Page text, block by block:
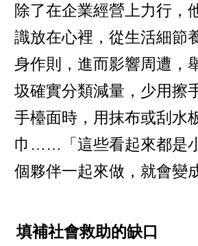
除了在企業經營上力行，
識放在心裡，從生活細節
身作則，進而影響周遭，
圾確實分類減量，少用擦
手檯面時，用抹布或刮水
巾……「這些看起來都是
個夥伴一起來做，就會變
填補社會救助的缺口